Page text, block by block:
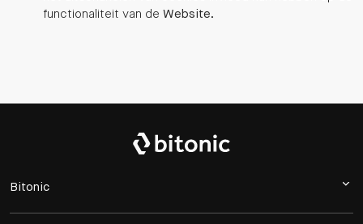
functionaliteit van de Website.
Bitonic